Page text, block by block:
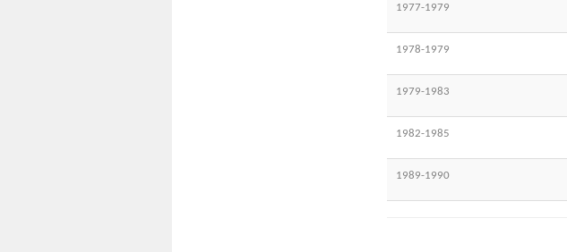
1977-1979
1978-1979
1979-1983
1982-1985
1989-1990